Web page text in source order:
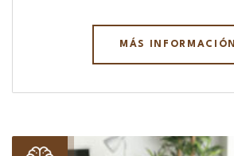
MÁS INFORMACIÓN